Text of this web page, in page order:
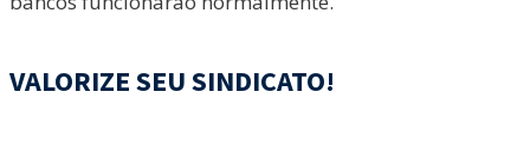
VALORIZE SEU SINDICATO!